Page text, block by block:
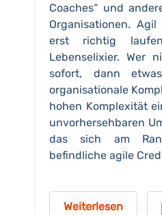
Coaches“ und
Organisationen.
erst richtig
Lebenselixier. Wer
sofort, dann
organisationale
hohen Komplexität
unvorhersehbaren
das sich am
befindliche agile
Weiterlesen